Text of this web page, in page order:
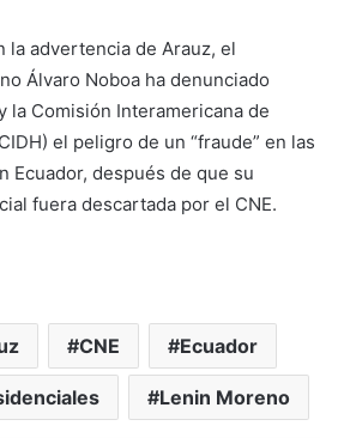
la advertencia de Arauz, el
Álvaro Noboa ha denunciado
la Comisión Interamericana de
el peligro de un “fraude” en las
Ecuador, después de que su
fuera descartada por el CNE.
CNE Ecuador
Lenin Moreno